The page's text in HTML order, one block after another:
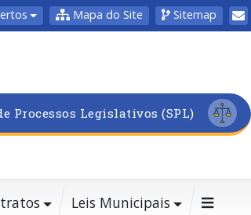
Mapa do Site Sitemap
Processos Legislativos (SPL)
Leis Municipais